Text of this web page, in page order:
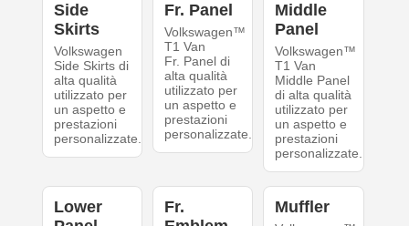
Side
Skirts
Volkswagen
Side Skirts di
alta qualità
utilizzato per
un aspetto e
prestazioni
personalizzate.
Fr. Panel
Volkswagen™
T1 Van
Fr. Panel di
alta qualità
utilizzato per
un aspetto e
prestazioni
personalizzate.
Middle
Panel
Volkswagen™
T1 Van
Middle Panel
di alta qualità
utilizzato per
un aspetto e
prestazioni
personalizzate.
Lower
Fr.
Muffler